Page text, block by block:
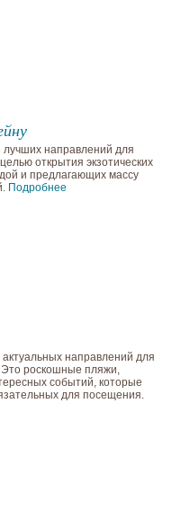
лучших направлений для
открытия экзотических
и предлагающих массу
Подробнее
направлений для
Это роскошные пляжи,
событий, которые
для посещения.